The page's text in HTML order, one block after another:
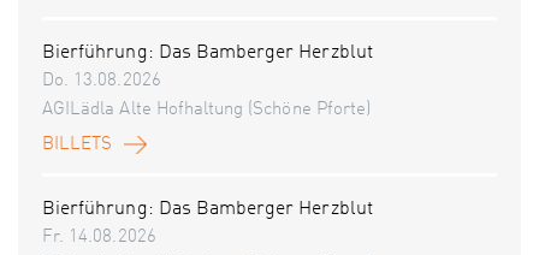
Bierführung: Das Bamberger Herzblut
Do. 13.08.2026
AGILädla Alte Hofhaltung (Schöne Pforte)
BILLETS
Bierführung: Das Bamberger Herzblut
Fr. 14.08.2026